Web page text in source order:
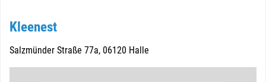
Kleenest
Salzmünder Straße 77a, 06120 Halle